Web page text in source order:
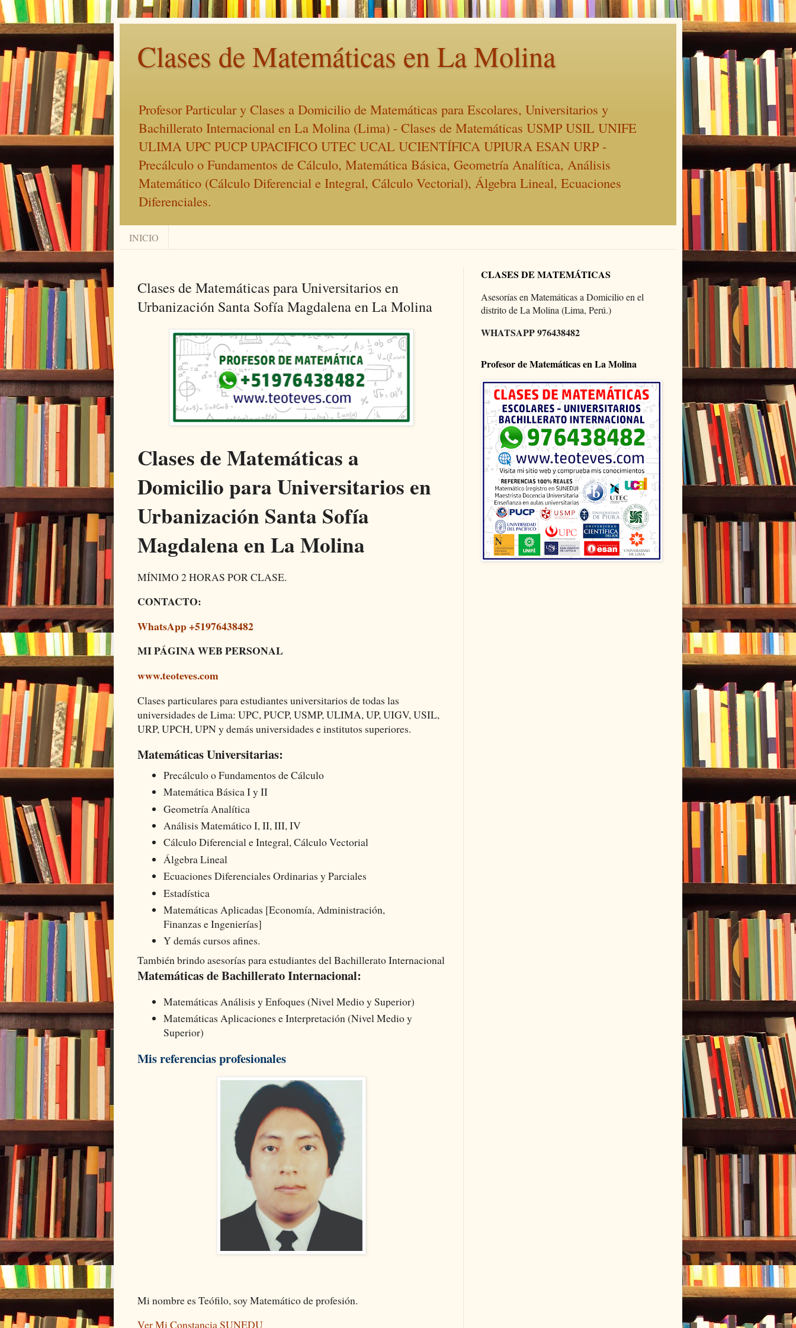
Clases de Matemáticas en La Molina
Profesor Particular y Clases a Domicilio de Matemáticas para Escolares, Universitarios y
Bachillerato Internacional en La Molina (Lima) - Clases de Matemáticas USMP USIL UNIFE
ULIMA UPC PUCP UPACIFICO UTEC UCAL UCIENTÍFICA UPIURA ESAN URP -
Precálculo o Fundamentos de Cálculo, Matemática Básica, Geometría Analítica, Análisis
Matemático (Cálculo Diferencial e Integral, Cálculo Vectorial), Álgebra Lineal, Ecuaciones
Diferenciales.
INICIO
Clases de Matemáticas para Universitarios en
Urbanización Santa Sofía Magdalena en La Molina
Clases de Matemáticas a
Domicilio para Universitarios en
Urbanización Santa Sofía
Magdalena en La Molina
MÍNIMO 2 HORAS POR CLASE.
CONTACTO:
WhatsApp +51976438482
MI PÁGINA WEB PERSONAL
www.teoteves.com
Clases particulares para estudiantes universitarios de todas las
universidades de Lima: UPC, PUCP, USMP, ULIMA, UP, UIGV, USIL,
URP, UPCH, UPN y demás universidades e institutos superiores.
Matemáticas Universitarias:
Precálculo o Fundamentos de Cálculo
Matemática Básica I y II
Geometría Analítica
Análisis Matemático I, II, III, IV
Cálculo Diferencial e Integral, Cálculo Vectorial
Álgebra Lineal
Ecuaciones Diferenciales Ordinarias y Parciales
Estadística
Matemáticas Aplicadas [Economía, Administración,
Finanzas e Ingenierías]
Y demás cursos afines.
También brindo asesorías para estudiantes del Bachillerato Internacional
Matemáticas de Bachillerato Internacional:
Matemáticas Análisis y Enfoques (Nivel Medio y Superior)
Matemáticas Aplicaciones e Interpretación (Nivel Medio y
Superior)
Mis referencias profesionales
Mi nombre es Teófilo, soy Matemático de profesión.
Ver Mi Constancia SUNEDU
CLASES DE MATEMÁTICAS
Asesorías en Matemáticas a Domicilio en el
distrito de La Molina (Lima, Perú.)
WHATSAPP 976438482
Profesor de Matemáticas en La Molina